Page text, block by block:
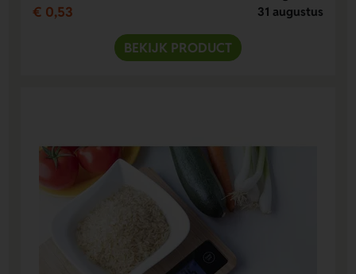
€ 0,53
31 augustus
BEKIJK PRODUCT